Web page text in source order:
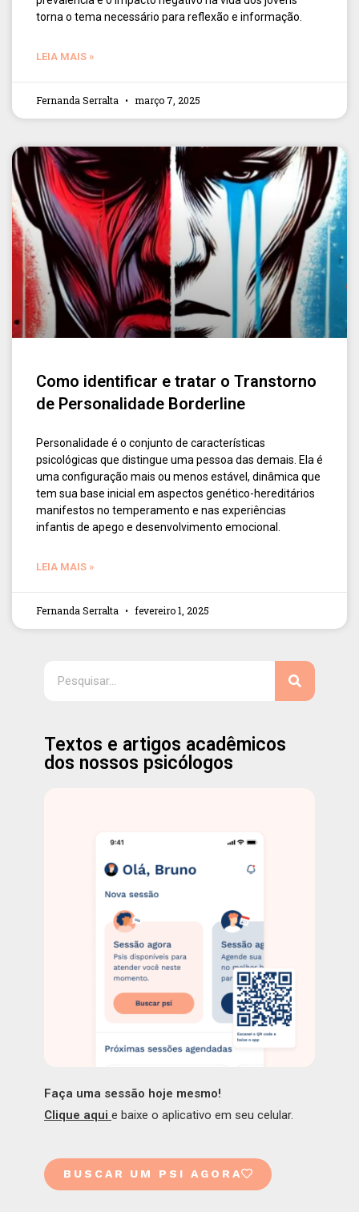
torna o tema necessário para reflexão e informação.
LEIA MAIS »
Fernanda Serralta março 7, 2025
Como identificar e tratar o Transtorno
de Personalidade Borderline
Personalidade é o conjunto de características
psicológicas que distingue uma pessoa das demais. Ela é
uma configuração mais ou menos estável, dinâmica que
tem sua base inicial em aspectos genético-hereditários
manifestos no temperamento e nas experiências
infantis de apego e desenvolvimento emocional.
LEIA MAIS »
Fernanda Serralta fevereiro 1, 2025
Textos e artigos acadêmicos
dos nossos psicólogos
Faça uma sessão hoje mesmo!
Clique aqui e baixe o aplicativo em seu celular.
BUSCAR UM PSI AGORA